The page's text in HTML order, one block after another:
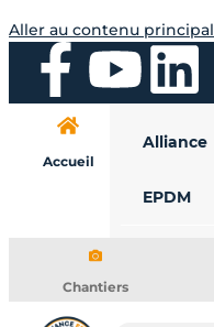
Aller au contenu principal
au
contenuF
a
c
b
Y
o
u
u
L
i
n
Accueil
Alliance
EPDM
Chantiers